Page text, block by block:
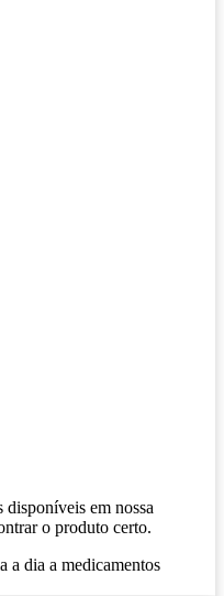
disponíveis em nossa
o produto certo.
a dia a medicamentos